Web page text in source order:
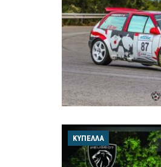
ΚΎΠΕΛΛΑ